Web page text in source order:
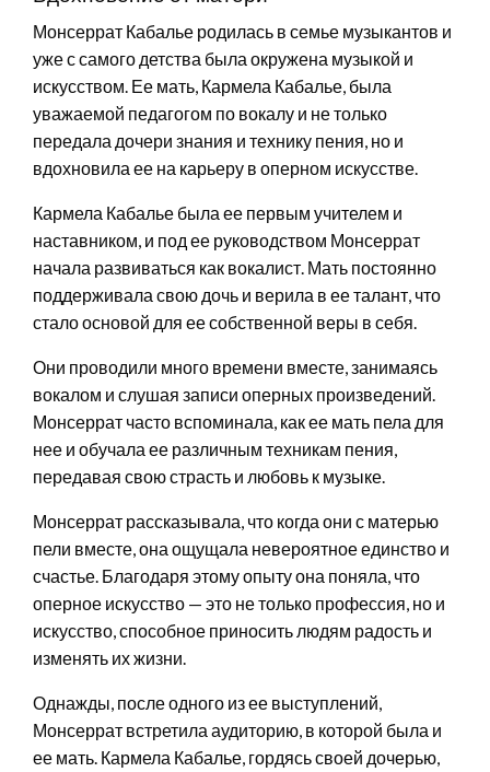
Монсеррат Кабалье родилась в семье музыкантов и
уже с самого детства была окружена музыкой и
искусством. Ее мать, Кармела Кабалье, была
уважаемой педагогом по вокалу и не только
передала дочери знания и технику пения, но и
вдохновила ее на карьеру в оперном искусстве.
Кармела Кабалье была ее первым учителем и
наставником, и под ее руководством Монсеррат
начала развиваться как вокалист. Мать постоянно
поддерживала свою дочь и верила в ее талант, что
стало основой для ее собственной веры в себя.
Они проводили много времени вместе, занимаясь
вокалом и слушая записи оперных произведений.
Монсеррат часто вспоминала, как ее мать пела для
нее и обучала ее различным техникам пения,
передавая свою страсть и любовь к музыке.
Монсеррат рассказывала, что когда они с матерью
пели вместе, она ощущала невероятное единство и
счастье. Благодаря этому опыту она поняла, что
оперное искусство — это не только профессия, но и
искусство, способное приносить людям радость и
изменять их жизни.
Однажды, после одного из ее выступлений,
Монсеррат встретила аудиторию, в которой была и
ее мать. Кармела Кабалье, гордясь своей дочерью,